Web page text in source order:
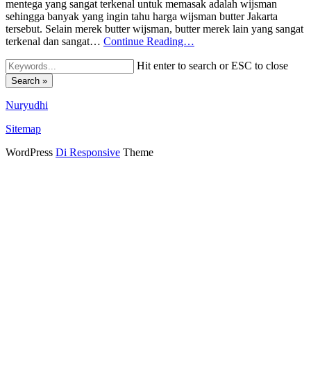
mentega yang sangat terkenal untuk memasak adalah wijsman
sehingga banyak yang ingin tahu harga wijsman butter Jakarta
tersebut. Selain merek butter wijsman, butter merek lain yang sangat
terkenal dan sangat… Continue Reading…
Hit enter to search or ESC to close
Search »
Nuryudhi
Sitemap
WordPress Di Responsive Theme